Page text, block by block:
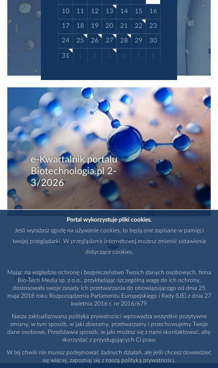
10 11 12 13 14 15 16
17 18 19 20 21 22 23
24 25 26 27 28 29 30
31 1 2 3 4 5 6
e-Kwartalnik portalu
Biotechnologia.pl 2-
3/2026
WYDAWCA
PARTNERZY
Portal wykorzystuje pliki cookies.
Jeśli wyrażasz zgodę na używanie cookies, to będą one zapisane w pamięci
twojej przeglądarki. W przeglądarce internetowej możesz zmienić ustawienia
dotyczące cookies.
Mając na względzie ochronę i bezpieczeństwo Twoich danych osobowych, firma
Bio-Tech Media sp. z o.o., przykładając szczególną wagę do ich ochrony,
dostosowała swoje zasady ich przetwarzania do obowiązującego od dnia 25
maja 2018 roku Rozporządzenia Parlamentu Europejskiego i Rady (UE) z dnia 27
kwietnia 2016 r. nr 2016/679
Nasza zaktualizowana polityka prywatności wprowadza wszystkie pozytywne
zmiany, w tym sposób, w jaki zbieramy, przetwarzamy i przechowujemy Twoje
dane osobowe. Przedstawia sposób, w jaki możesz się z nami skontaktować, aby
skorzystać z przysługujących Ci praw.
W tej chwili nie musisz podejmować żadnych działań, ale jeśli chcesz dowiedzieć
się więcej, zapoznaj się z naszą polityką prywatności.